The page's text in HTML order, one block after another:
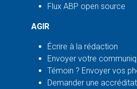
Flux ABP open source
AGIR
Écrire à la rédaction
Envoyer votre
Témoin ? Envoyer vos
Demander une